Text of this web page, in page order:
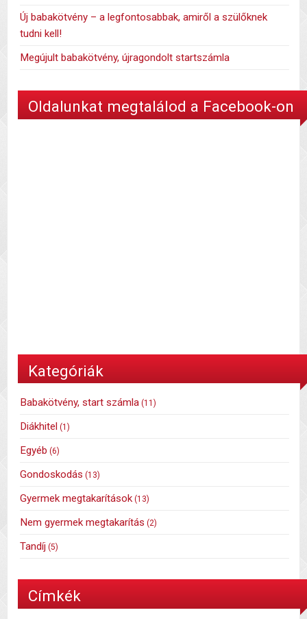
Új babakötvény – a legfontosabbak, amiről a szülőknek
tudni kell!
Megújult babakötvény, újragondolt startszámla
Oldalunkat megtalálod a Facebook-on
Kategóriák
Babakötvény, start számla (11)
Diákhitel (1)
Egyéb (6)
Gondoskodás (13)
Gyermek megtakarítások (13)
Nem gyermek megtakarítás (2)
Tandíj (5)
Címkék